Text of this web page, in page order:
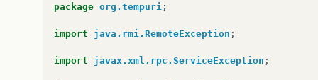
package org.tempuri ;
import java.rmi.RemoteException ;
import javax.xml.rpc.ServiceException ;